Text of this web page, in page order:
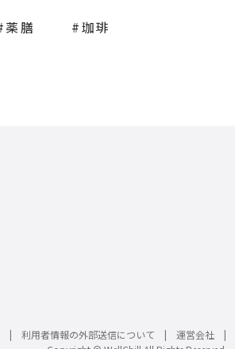
薬膳 珈琲
利用者情報の外部送信について 運営会社